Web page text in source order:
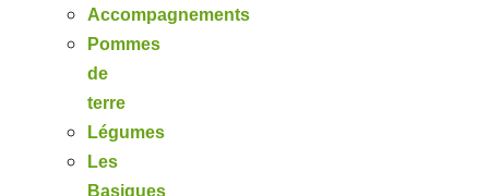
Accompagnements
Pommes
de
terre
Légumes
Les
Basiques